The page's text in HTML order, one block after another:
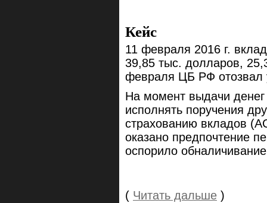
Кейс
11 февраля 2016 г.
39,85 тыс. долларов,
февраля ЦБ РФ отозвал
На момент выдачи денег
исполнять поручения
страхованию вкладов
оказано предпочтение
оспорило
( Читать дальше )